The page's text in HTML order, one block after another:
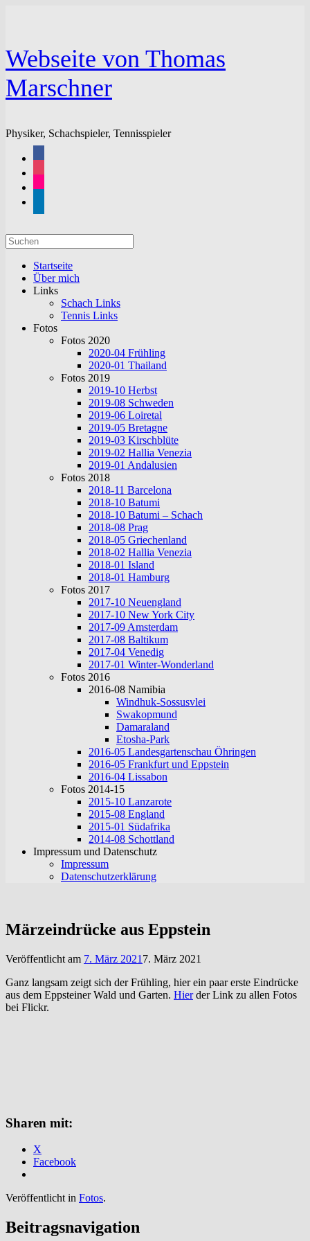
Webseite von Thomas
Marschner
Physiker, Schachspieler, Tennisspieler
Suchen
nach:
Startseite
Über mich
Links
Schach Links
Tennis Links
Fotos
Fotos 2020
2020-04 Frühling
2020-01 Thailand
Fotos 2019
2019-10 Herbst
2019-08 Schweden
2019-06 Loiretal
2019-05 Bretagne
2019-03 Kirschblüte
2019-02 Hallia Venezia
2019-01 Andalusien
Fotos 2018
2018-11 Barcelona
2018-10 Batumi
2018-10 Batumi – Schach
2018-08 Prag
2018-05 Griechenland
2018-02 Hallia Venezia
2018-01 Island
2018-01 Hamburg
Fotos 2017
2017-10 Neuengland
2017-10 New York City
2017-09 Amsterdam
2017-08 Baltikum
2017-04 Venedig
2017-01 Winter-Wonderland
Fotos 2016
2016-08 Namibia
Windhuk-Sossusvlei
Swakopmund
Damaraland
Etosha-Park
2016-05 Landesgartenschau Öhringen
2016-05 Frankfurt und Eppstein
2016-04 Lissabon
Fotos 2014-15
2015-10 Lanzarote
2015-08 England
2015-01 Südafrika
2014-08 Schottland
Impressum und Datenschutz
Impressum
Datenschutzerklärung
Märzeindrücke aus Eppstein
Veröffentlicht am 7. März 2021 7. März 2021
Ganz langsam zeigt sich der Frühling, hier ein paar erste Eindrücke
aus dem Eppsteiner Wald und Garten. Hierder Link zu allen Fotos
bei Flickr.
Sharen mit:
X
Facebook
Veröffentlicht in Fotos.
Beitragsnavigation